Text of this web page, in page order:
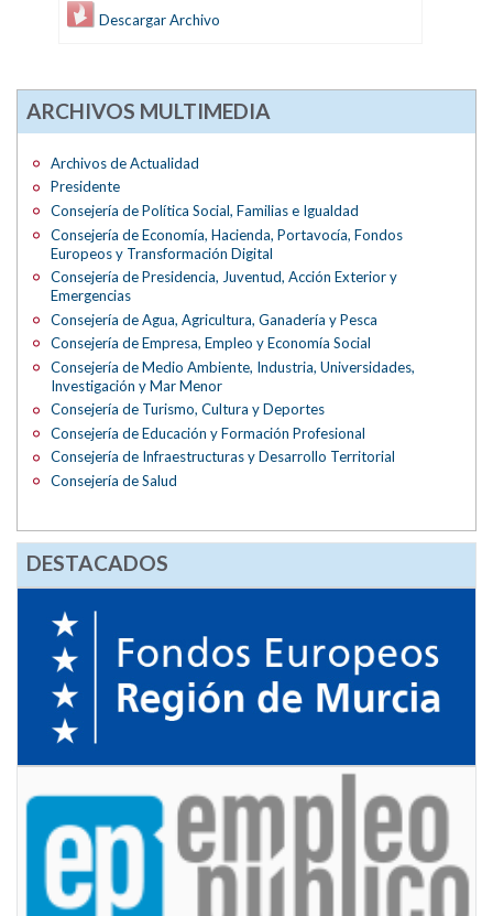
Descargar Archivo
ARCHIVOS MULTIMEDIA
Archivos de Actualidad
Presidente
Consejería de Política Social, Familias e Igualdad
Consejería de Economía, Hacienda, Portavocía, Fondos
Europeos y Transformación Digital
Consejería de Presidencia, Juventud, Acción Exterior y
Emergencias
Consejería de Agua, Agricultura, Ganadería y Pesca
Consejería de Empresa, Empleo y Economía Social
Consejería de Medio Ambiente, Industria, Universidades,
Investigación y Mar Menor
Consejería de Turismo, Cultura y Deportes
Consejería de Educación y Formación Profesional
Consejería de Infraestructuras y Desarrollo Territorial
Consejería de Salud
DESTACADOS